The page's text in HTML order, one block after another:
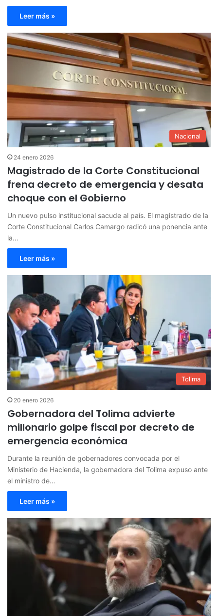
Leer más »
Nacional
24 enero 2026
Magistrado de la Corte Constitucional
frena decreto de emergencia y desata
choque con el Gobierno
Un nuevo pulso institucional sacude al país. El magistrado de la
Corte Constitucional Carlos Camargo radicó una ponencia ante
la…
Leer más »
Tolima
20 enero 2026
Gobernadora del Tolima advierte
millonario golpe fiscal por decreto de
emergencia económica
Durante la reunión de gobernadores convocada por el
Ministerio de Hacienda, la gobernadora del Tolima expuso ante
el ministro de…
Leer más »